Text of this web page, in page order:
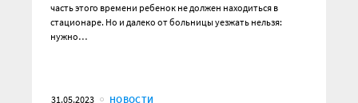
часть этого времени ребенок не должен находиться в
стационаре. Но и далеко от больницы уезжать нельзя:
нужно…
31.05.2023 НОВОСТИ